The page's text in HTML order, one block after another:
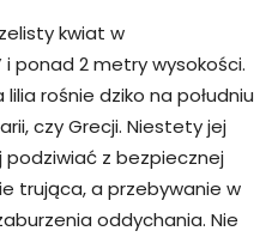
kwiat w
i ponad 2 metry wysokości.
rośnie dziko na południu
czy Grecji. Niestety jej
z bezpiecznej
trująca, a przebywanie w
oddychania. Nie